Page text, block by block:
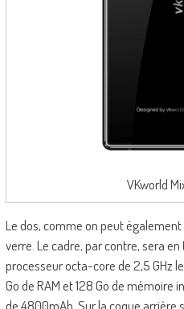
VKworld
Le dos, comme on peut
verre. Le cadre, par contre, sera
processeur octa-core de 2,5 GHz
Go de RAM et 128 Go de mémoire
de 4800mAh. Sur la coque arrière